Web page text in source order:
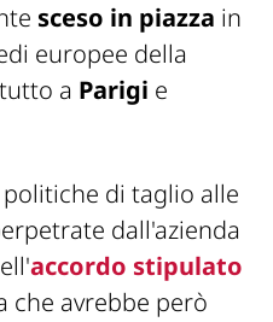
sceso in piazza in
europee della
a Parigi e
di taglio alle
dall'azienda
accordo stipulato
che avrebbe però